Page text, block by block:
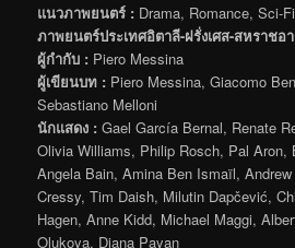
แนวภาพยนตร์ : Drama, Romance, Sci-Fi
ภาพยนตร์ประเทศอิตาลี-ฝรั่งเศส-สหราชอ
ผู้กำกับ : Piero Messina
ผู้เขียนบท : Piero Messina, Giacomo
Sebastiano Melloni
นักแสดง : Gael García Bernal, Renate
Olivia Williams, Philip Rosch, Pal Aron,
Angela Bain, Amina Ben Ismaïl,
Cressy, Tim Daish, Milutin Dapčević,
Hagen, Anne Kidd, Michael Maggi,
Olukoya, Diana Payan